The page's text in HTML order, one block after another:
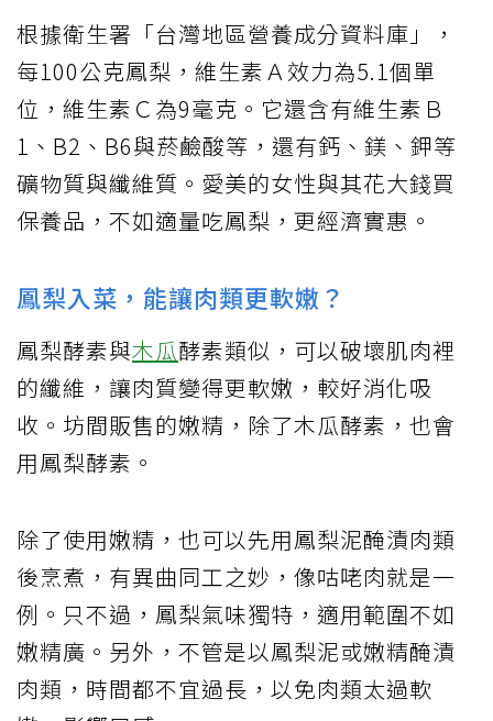
根據衛生署「台灣地區營養成分資料庫」，
每100公克鳳梨，維生素Ａ效力為5.1個單
位，維生素Ｃ為9毫克。它還含有維生素Ｂ
1、B2、B6與菸鹼酸等，還有鈣、鎂、鉀等
礦物質與纖維質。愛美的女性與其花大錢買
保養品，不如適量吃鳳梨，更經濟實惠。
鳳梨入菜，能讓肉類更軟嫩？
鳳梨酵素與木瓜酵素類似，可以破壞肌肉裡
的纖維，讓肉質變得更軟嫩，較好消化吸
收。坊間販售的嫩精，除了木瓜酵素，也會
用鳳梨酵素。
除了使用嫩精，也可以先用鳳梨泥醃漬肉類
後烹煮，有異曲同工之妙，像咕咾肉就是一
例。只不過，鳳梨氣味獨特，適用範圍不如
嫩精廣。另外，不管是以鳳梨泥或嫩精醃漬
肉類，時間都不宜過長，以免肉類太過軟